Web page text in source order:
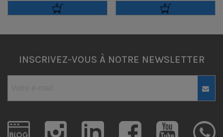
INSCRIVEZ-VOUS À NOTRE NEWSLETTER